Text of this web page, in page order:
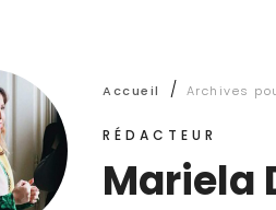
Accueil / Archives
RÉDACTEUR
Mariela